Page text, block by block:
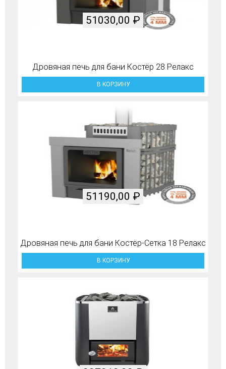
Дровяная печь для бани Костёр 28 Релакс
51030,00 ₽
В КОРЗИНУ
Дровяная печь для бани Костёр-Сетка 18 Релакс
51190,00 ₽
В КОРЗИНУ